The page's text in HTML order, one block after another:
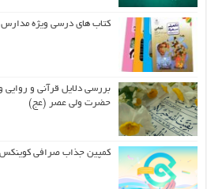
کتاب های درسی ویژه
بررسی دلایل قرآنی و روایی
حضرت ولی عصر (عج)
کمپین جذاب صرافی کوینکس